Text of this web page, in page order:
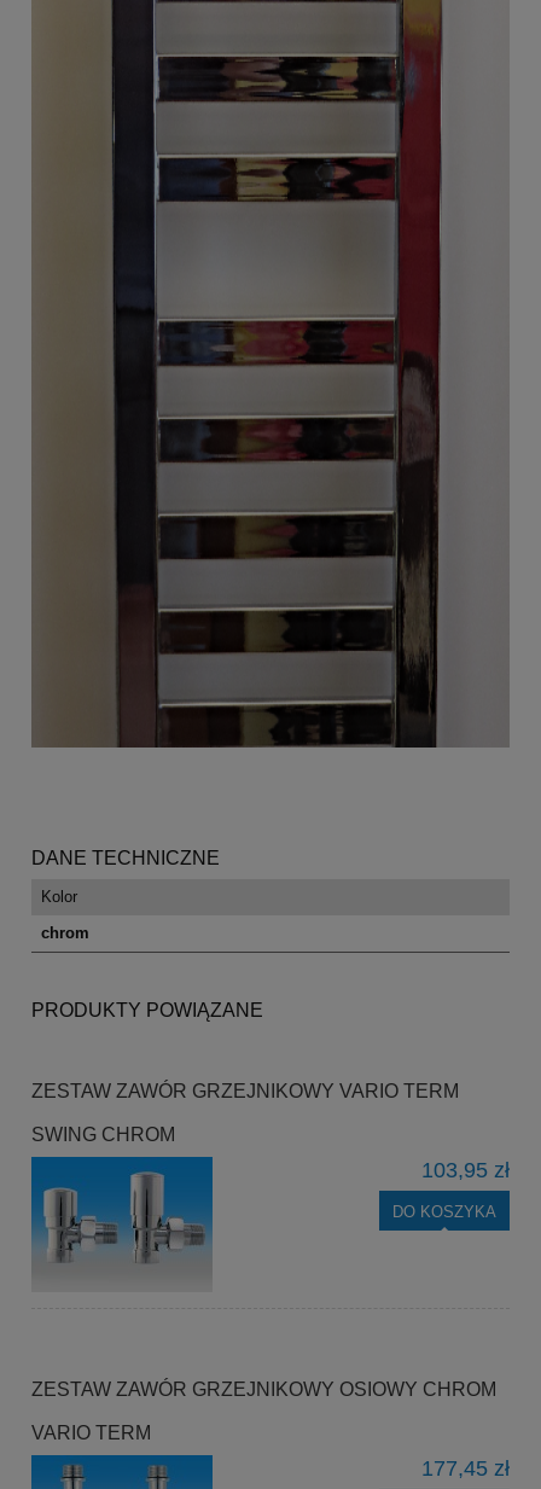
DANE TECHNICZNE
Kolor
chrom
PRODUKTY POWIĄZANE
ZESTAW ZAWÓR GRZEJNIKOWY VARIO TERM
SWING CHROM
103,95 zł
DO KOSZYKA
ZESTAW ZAWÓR GRZEJNIKOWY OSIOWY CHROM
VARIO TERM
177,45 zł